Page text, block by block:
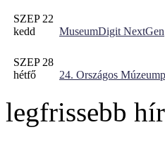
SZEP 22
kedd
MuseumDigit NextGen
SZEP 28
hétfő
24. Országos
legfrissebb